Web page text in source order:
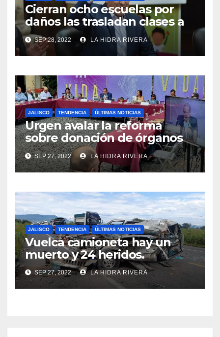
Cierran ocho escuelas por
daños las trasladan clases a
sedes alternas.
SEP 28, 2022 LA HIDRA RIVERA
JALISCO TENDENCIA ÚLTIMAS NOTICIAS
Urgen avalar la reforma
sobre donación de órganos
en Jalisco.
SEP 27, 2022 LA HIDRA RIVERA
JALISCO TENDENCIA ÚLTIMAS NOTICIAS
Vuelca camioneta hay un
muerto y 24 heridos.
SEP 27, 2022 LA HIDRA RIVERA